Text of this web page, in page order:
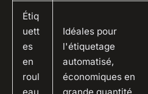
Étiq
uett
es
en
roul
eau
Idéales pour
l'étiquetage
automatisé,
économiques en
grande quantité